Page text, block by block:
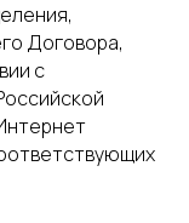
Договора,
с